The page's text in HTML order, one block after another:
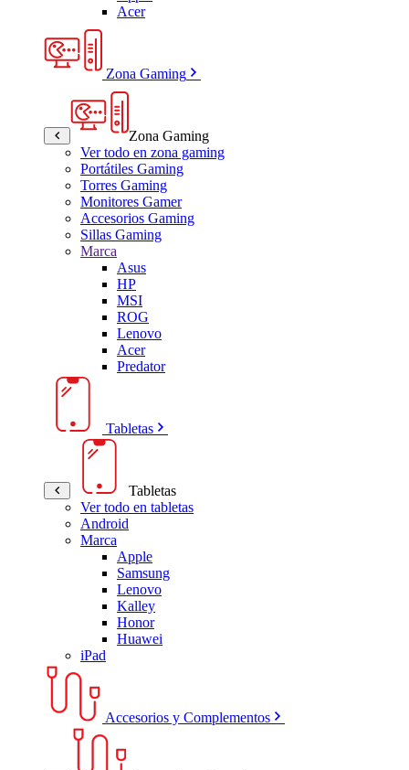
Acer
Zona Gaming
Zona Gaming
Ver todo en zona gaming
Portátiles Gaming
Torres Gaming
Monitores Gamer
Accesorios Gaming
Sillas Gaming
Marca
Asus
HP
MSI
ROG
Lenovo
Acer
Predator
Tabletas
Tabletas
Ver todo en tabletas
Android
Marca
Apple
Samsung
Lenovo
Kalley
Honor
Huawei
iPad
Accesorios y Complementos